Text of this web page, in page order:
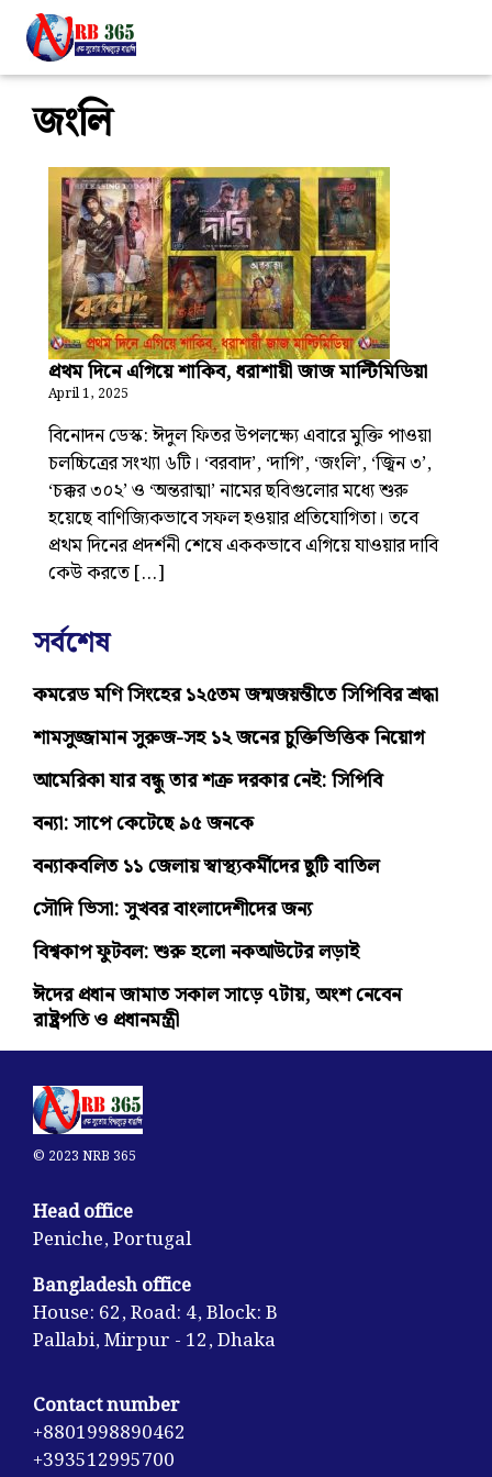
জংলি
প্রথম দিনে এগিয়ে শাকিব, ধরাশায়ী জাজ মাল্টিমিডিয়া
April 1, 2025
বিনোদন ডেস্ক: ঈদুল ফিতর উপলক্ষ্যে এবারে মুক্তি পাওয়া
চলচ্চিত্রের সংখ্যা ৬টি। ‘বরবাদ’, ‘দাগি’, ‘জংলি’, ‘জ্বিন ৩’,
‘চক্কর ৩০২’ ও ‘অন্তরাত্মা’ নামের ছবিগুলোর মধ্যে শুরু
হয়েছে বাণিজ্যিকভাবে সফল হওয়ার প্রতিযোগিতা। তবে
প্রথম দিনের প্রদর্শনী শেষে এককভাবে এগিয়ে যাওয়ার দাবি
কেউ করতে […]
সর্বশেষ
কমরেড মণি সিংহের ১২৫তম জন্মজয়ন্তীতে সিপিবির শ্রদ্ধা
শামসুজ্জামান সুরুজ-সহ ১২ জনের চুক্তিভিত্তিক নিয়োগ
আমেরিকা যার বন্ধু তার শত্রু দরকার নেই: সিপিবি
বন্যা: সাপে কেটেছে ৯৫ জনকে
বন্যাকবলিত ১১ জেলায় স্বাস্থ্যকর্মীদের ছুটি বাতিল
সৌদি ভিসা: সুখবর বাংলাদেশীদের জন্য
বিশ্বকাপ ফুটবল: শুরু হলো নকআউটের লড়াই
ঈদের প্রধান জামাত সকাল সাড়ে ৭টায়, অংশ নেবেন
রাষ্ট্রপতি ও প্রধানমন্ত্রী
© 2023 NRB 365
Head office
Peniche, Portugal
Bangladesh office
House: 62, Road: 4, Block: B
Pallabi, Mirpur - 12, Dhaka
Contact number
+8801998890462
+393512995700